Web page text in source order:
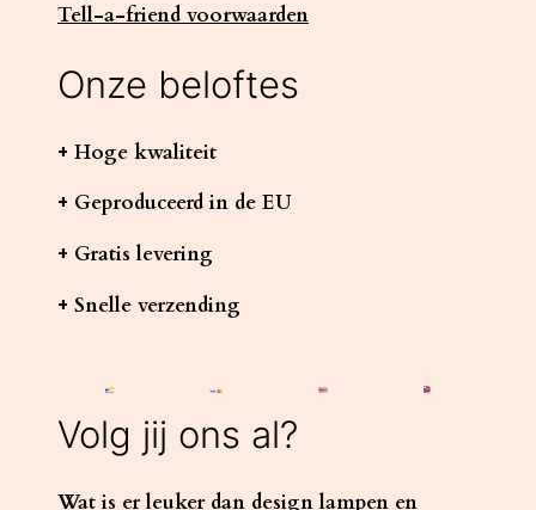
Tell-a-friend voorwaarden
Onze beloftes
+ Hoge kwaliteit
+ Geproduceerd in de EU
+ Gratis levering
+ Snelle verzending
Volg jij ons al?
Wat is er leuker dan design lampen en